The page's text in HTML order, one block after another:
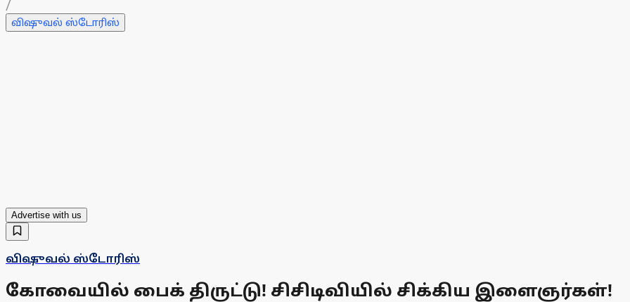
/
விஷுவல் ஸ்டோரிஸ்
Advertise with us
விஷுவல் ஸ்டோரிஸ்
கோவையில் பைக் திருட்டு! சிசிடிவியில் சிக்கிய இளைஞர்கள்!